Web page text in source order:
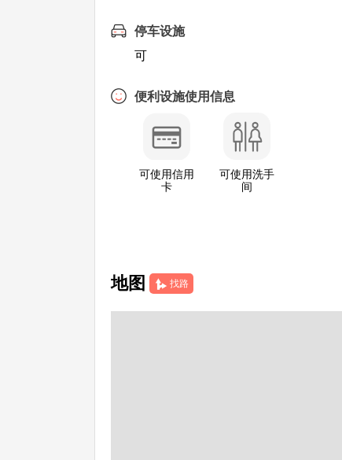
停车设施
可
便利设施使用信息
可使用信用
卡
可使用洗手
间
地图 找路